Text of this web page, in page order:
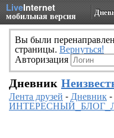
LiveInternet
мобильная версия
Вы были
страницы. Вернуться!
Авторизация
Дневник
Лента друзей -Дневник-